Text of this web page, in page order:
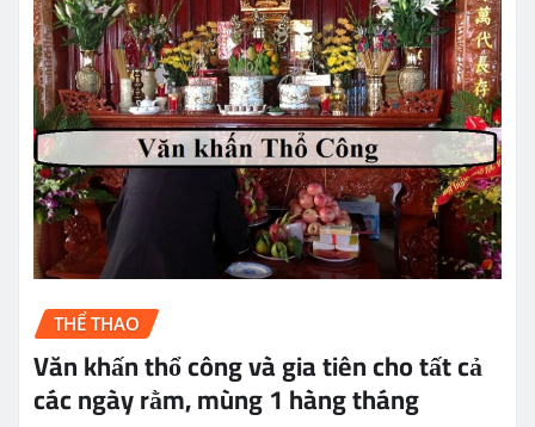
THỂ THAO
Văn khấn thổ công và gia tiên cho tất cả
các ngày rằm, mùng 1 hàng tháng